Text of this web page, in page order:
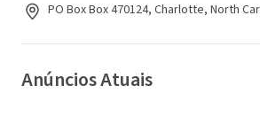
PO Box Box 470124, Charlotte, North
Anúncios Atuais